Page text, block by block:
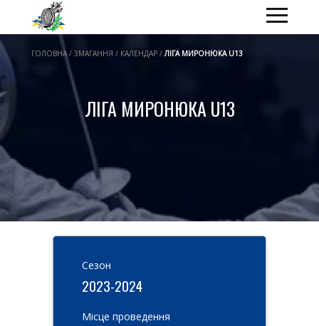
ГОЛОВНА / ЗМАГАННЯ / КАЛЕНДАР /ЛІГА МИРОНЮКА U13
ЛІГА МИРОНЮКА U13
Cезон
2023-2024
Місце проведення